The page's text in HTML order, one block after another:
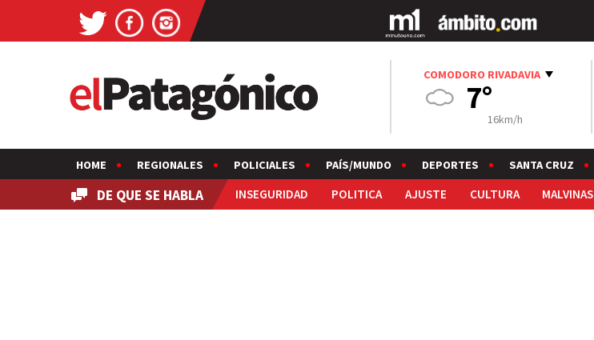
COMODORO RIVADAVIA
7°
16km/h
HOME REGIONALES POLICIALES PAÍS/MUNDO DEPORTES SANTA CRUZ
DE QUE SE HABLA INSEGURIDAD POLITICA AJUSTE CULTURA MALVINAS